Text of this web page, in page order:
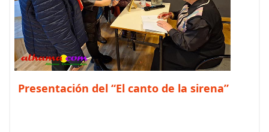
Presentación del “El canto de la sirena”